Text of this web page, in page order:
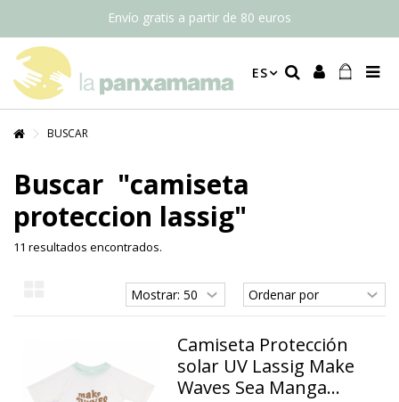
Envío gratis a partir de 80 euros
ES
BUSCAR
Buscar "camiseta
proteccion lassig"
11 resultados encontrados.
Camiseta Protección
solar UV Lassig Make
Waves Sea Manga...